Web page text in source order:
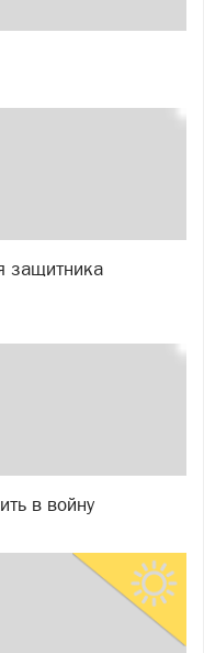
защитника
в войну